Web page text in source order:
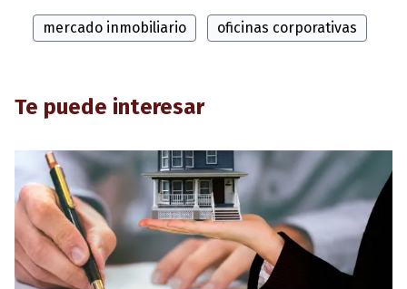
mercado inmobiliario oficinas corporativas
Te puede interesar